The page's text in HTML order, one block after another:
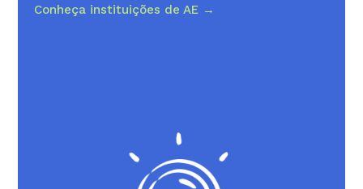
Conheça instituições de AE →